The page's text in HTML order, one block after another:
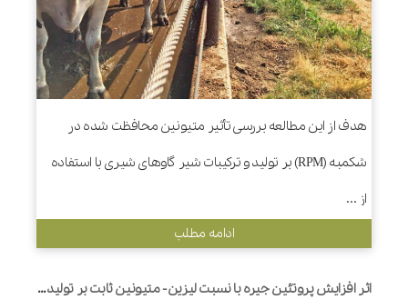
هدف از این مطالعه بررسی تأثیر متیونین محافظت شده در
شکمبه (RPM) بر تولید و ترکیبات شیر گاوهای شیری با استفاده
از ...
ادامه مطلب
اثر افزایش پروتئین جیره با نسبت لیزین- متیونین ثابت بر تولید و جریان نیتروژن غیر آمونیاکی به هزارلا در گاوهای شیری